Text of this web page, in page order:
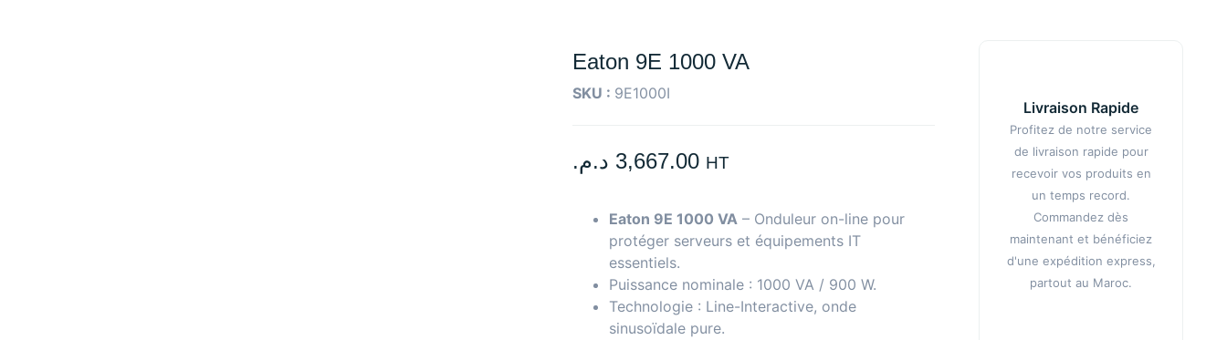
Eaton 9E 1000 VA
SKU : 9E1000I
3,667.00 د.م. HT
Eaton 9E 1000 VA – Onduleur on-line pour
protéger serveurs et équipements IT
essentiels.
Puissance nominale : 1000 VA / 900 W.
Technologie : Line-Interactive, onde
sinusoïdale pure.
Livraison Rapide
Profitez de notre service
de livraison rapide pour
recevoir vos produits en
un temps record.
Commandez dès
maintenant et bénéficiez
d'une expédition express,
partout au Maroc.